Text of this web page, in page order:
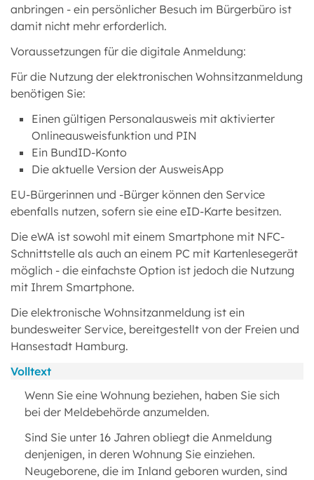
anbringen - ein persönlicher Besuch im Bürgerbüro ist
damit nicht mehr erforderlich.
Voraussetzungen für die digitale Anmeldung:
Für die Nutzung der elektronischen Wohnsitzanmeldung
benötigen Sie:
Einen gültigen Personalausweis mit aktivierter
Onlineausweisfunktion und PIN
Ein BundID-Konto
Die aktuelle Version der AusweisApp
EU-Bürgerinnen und -Bürger können den Service
ebenfalls nutzen, sofern sie eine eID-Karte besitzen.
Die eWA ist sowohl mit einem Smartphone mit NFC-
Schnittstelle als auch an einem PC mit Kartenlesegerät
möglich - die einfachste Option ist jedoch die Nutzung
mit Ihrem Smartphone.
Die elektronische Wohnsitzanmeldung ist ein
bundesweiter Service, bereitgestellt von der Freien und
Hansestadt Hamburg.
Volltext
Wenn Sie eine Wohnung beziehen, haben Sie sich
bei der Meldebehörde anzumelden.
Sind Sie unter 16 Jahren obliegt die Anmeldung
denjenigen, in deren Wohnung Sie einziehen.
Neugeborene, die im Inland geboren wurden, sind